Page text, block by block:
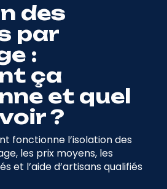
des
par
:
ça
et quel
?
fonctionne l’isolation des
les prix moyens, les
et l’aide d’artisans qualifiés